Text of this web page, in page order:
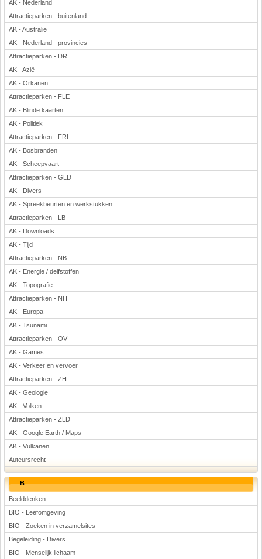
AK - Nederland
Attractieparken - buitenland
AK - Australië
AK - Nederland - provincies
Attractieparken - DR
AK - Azië
AK - Orkanen
Attractieparken - FLE
AK - Blinde kaarten
AK - Politiek
Attractieparken - FRL
AK - Bosbranden
AK - Scheepvaart
Attractieparken - GLD
AK - Divers
AK - Spreekbeurten en werkstukken
Attractieparken - LB
AK - Downloads
AK - Tijd
Attractieparken - NB
AK - Energie / delfstoffen
AK - Topografie
Attractieparken - NH
AK - Europa
AK - Tsunami
Attractieparken - OV
AK - Games
AK - Verkeer en vervoer
Attractieparken - ZH
AK - Geologie
AK - Volken
Attractieparken - ZLD
AK - Google Earth / Maps
AK - Vulkanen
Auteursrecht
B
Beelddenken
BIO - Leefomgeving
BIO - Zoeken in verzamelsites
Begeleiding - Divers
BIO - Menselijk lichaam